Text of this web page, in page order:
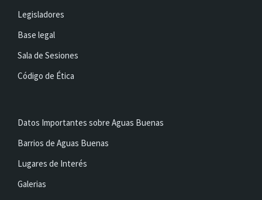
Legisladores
Base legal
Sala de Sesiones
Código de Ética
Datos Importantes sobre Aguas Buenas
Barrios de Aguas Buenas
Lugares de Interés
Galerias